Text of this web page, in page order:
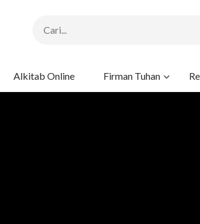
Alkitab Online Firman Tuhan